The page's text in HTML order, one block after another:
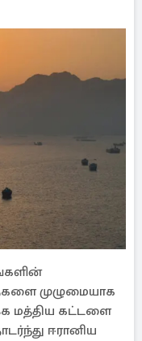
முழுமையாக
மத்திய கட்டளை
ஈரானிய